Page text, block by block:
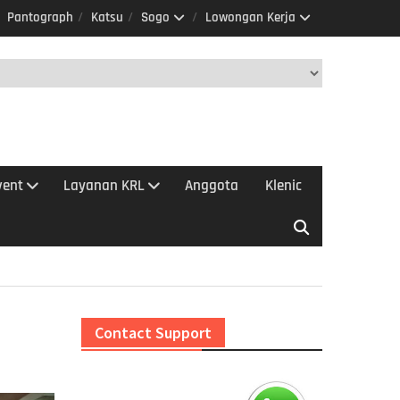
Pantograph Katsu Sogo Lowongan Kerja
Layanan KRL Anggota Klenic
Contact Support